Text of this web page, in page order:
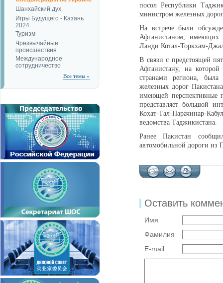
Шанхайский дух
Игры Будущего - Казань
2024
Туризм
Чрезвычайные
происшествия
Международное
сотрудничество
Все темы »
посол Республики
министром железных
На встрече были
Афганистаном, имеющих
Ланди Котал-Торкхам-
В связи с предстоящей
Афганистану, на
странами региона, была
железных дорог
имеющей перспективные
представляет большой
Кохат-Тал-Парачинар-
ведомства Таджикистана.
Ранее Пакистан
автомобильной дороги из
Оставить
Имя
Фамилия
E-mail